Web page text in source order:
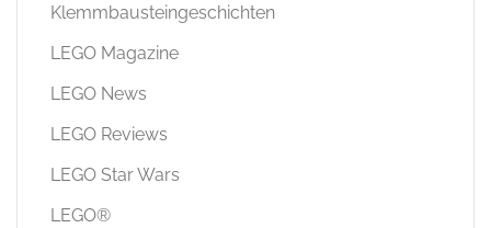
Klemmbausteingeschichten
LEGO Magazine
LEGO News
LEGO Reviews
LEGO Star Wars
LEGO®